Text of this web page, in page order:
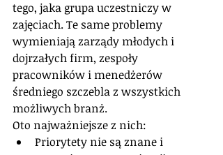
tego, jaka grupa uczestniczy w
zajęciach. Te same problemy
wymieniają zarządy młodych i
dojrzałych firm, zespoły
pracowników i menedżerów
średniego szczebla z wszystkich
możliwych branż.
Oto najważniejsze z nich:
Priorytety nie są znane i